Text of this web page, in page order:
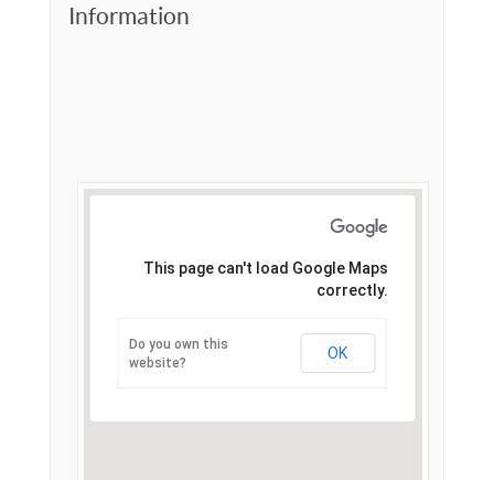
Information
This page can't load Google Maps
correctly.
Do you own this
website?
OK